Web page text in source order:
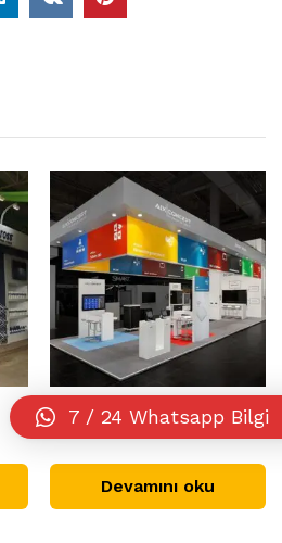
Fuar Standı 25
Devamını oku
7 / 24 Whatsapp Bilgi